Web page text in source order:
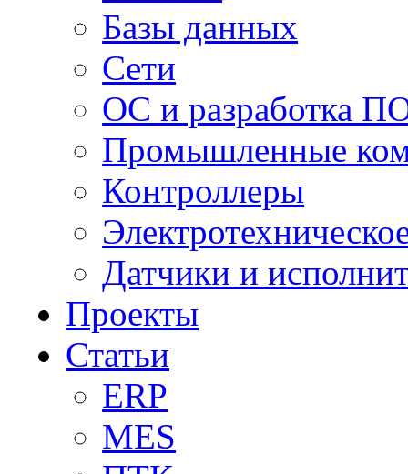
Базы данных
Сети
ОС и разработка
Промышленные
Контроллеры
Датчики и
Проекты
Статьи
ERP
MES